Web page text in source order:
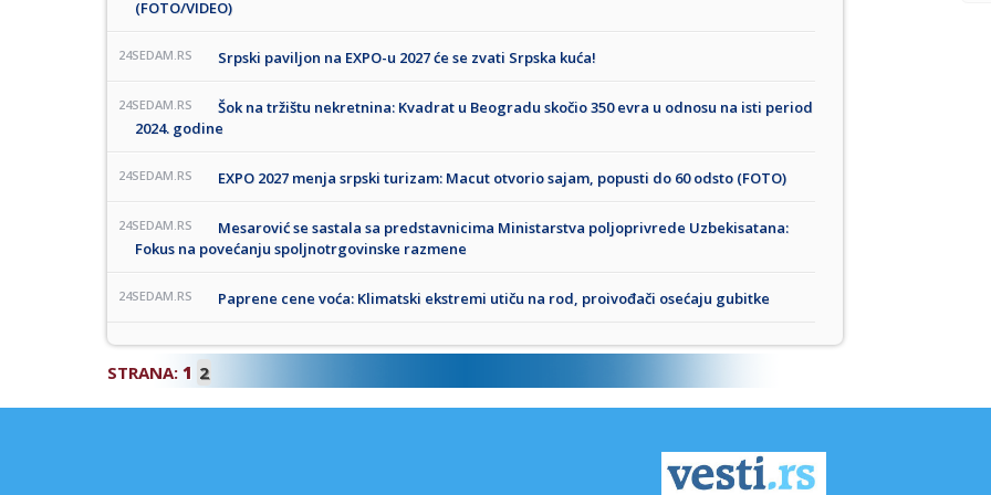
(FOTO/VIDEO)
24SEDAM.RS Srpski paviljon na EXPO-u 2027 će se zvati Srpska kuća!
24SEDAM.RS
Šok na tržištu nekretnina: Kvadrat u Beogradu skočio 350 evra u odnosu na isti period
2024. godine
24SEDAM.RS EXPO 2027 menja srpski turizam: Macut otvorio sajam, popusti do 60 odsto (FOTO)
24SEDAM.RS
Mesarović se sastala sa predstavnicima Ministarstva poljoprivrede Uzbekisatana:
Fokus na povećanju spoljnotrgovinske razmene
24SEDAM.RS Paprene cene voća: Klimatski ekstremi utiču na rod, proivođači osećaju gubitke
STRANA: 1 2